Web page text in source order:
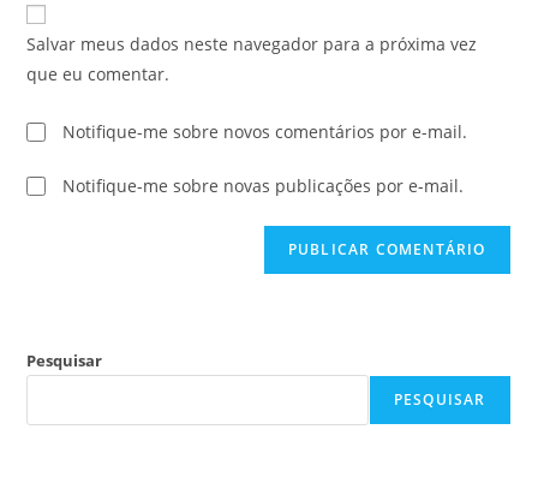
Salvar meus dados neste navegador para a próxima vez
que eu comentar.
Notifique-me sobre novos comentários por e-mail.
Notifique-me sobre novas publicações por e-mail.
Pesquisar
PESQUISAR